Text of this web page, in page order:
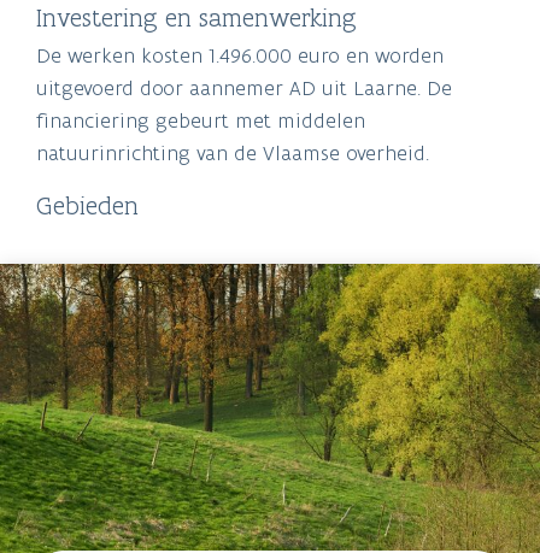
Investering en samenwerking
De werken kosten 1.496.000 euro en worden
uitgevoerd door aannemer AD uit Laarne. De
financiering gebeurt met middelen
natuurinrichting van de Vlaamse overheid.
Gebieden